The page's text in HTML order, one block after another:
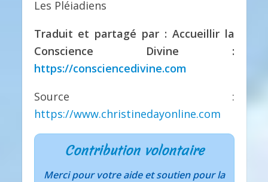
Les Pléiadiens
Traduit et partagé par : Accueillir la
Conscience Divine :
https://consciencedivine.com
Source :
https://www.christinedayonline.com
Contribution volontaire
Merci pour votre aide et soutien pour la